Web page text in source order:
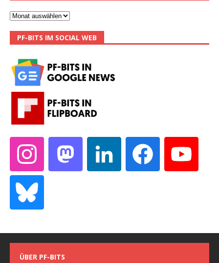
PF-BITS IM SOCIAL WEB
ÜBER PF-BITS